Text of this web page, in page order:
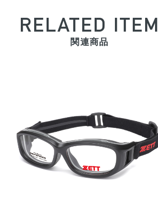
RELATED ITEM
関連商品